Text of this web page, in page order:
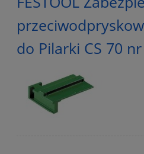
do Pilarki CS 70